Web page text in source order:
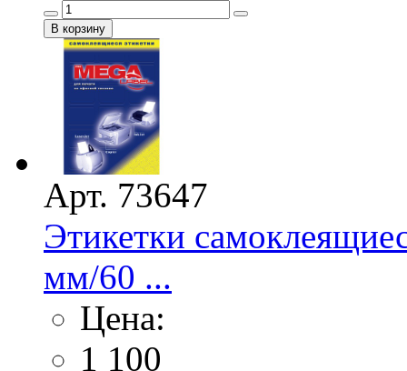
Арт. 73647
Этикетки
мм/60 ...
Цена:
1 100